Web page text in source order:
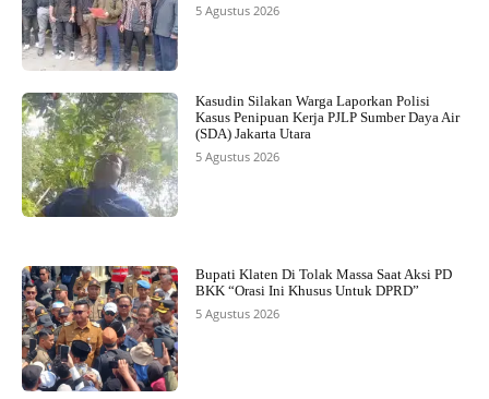
5 Agustus 2026
Kasudin Silakan Warga Laporkan Polisi
Kasus Penipuan Kerja PJLP Sumber Daya Air
(SDA) Jakarta Utara
5 Agustus 2026
Bupati Klaten Di Tolak Massa Saat Aksi PD
BKK “Orasi Ini Khusus Untuk DPRD”
5 Agustus 2026